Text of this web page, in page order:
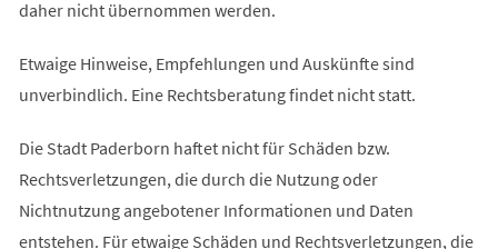
daher nicht übernommen werden.
Etwaige Hinweise, Empfehlungen und Auskünfte sind
unverbindlich. Eine Rechtsberatung findet nicht statt.
Die Stadt Paderborn haftet nicht für Schäden bzw.
Rechtsverletzungen, die durch die Nutzung oder
Nichtnutzung angebotener Informationen und Daten
entstehen. Für etwaige Schäden und Rechtsverletzungen, die